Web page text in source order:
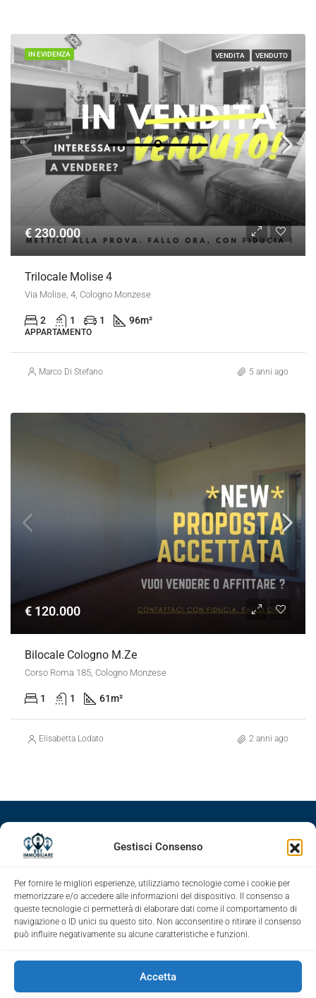
Gestisci Consenso
Per fornire le migliori esperienze, utilizziamo tecnologie come i cookie per
memorizzare e/o accedere alle informazioni del dispositivo. Il consenso a
queste tecnologie ci permetterà di elaborare dati come il comportamento di
navigazione o ID unici su questo sito. Non acconsentire o ritirare il consenso
può influire negativamente su alcune caratteristiche e funzioni.
Accetta
IN EVIDENZA VENDITA VENDUTO
€ 230.000
Trilocale Molise 4
Via Molise, 4, Cologno Monzese
2 1 1 96m²
APPARTAMENTO
Marco Di Stefano 5 anni ago
€ 120.000
Bilocale Cologno M.ze
Corso Roma 185, Cologno Monzese
1 1 61m²
Elisabetta Lodato 2 anni ago